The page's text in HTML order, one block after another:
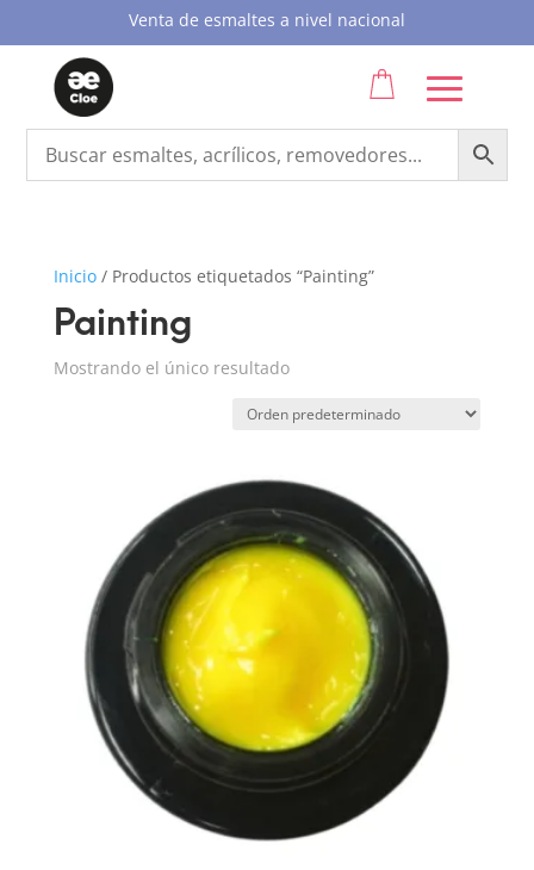
Venta de esmaltes a nivel nacional
Inicio/ Productos etiquetados “Painting”
Painting
Mostrando el único resultado